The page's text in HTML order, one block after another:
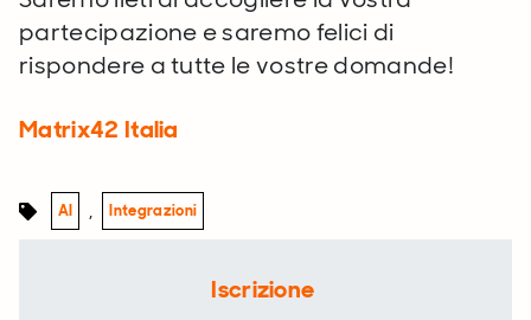
partecipazione e saremo felici di
rispondere a tutte le vostre domande!
Matrix42 Italia
AI , Integrazioni
Iscrizione